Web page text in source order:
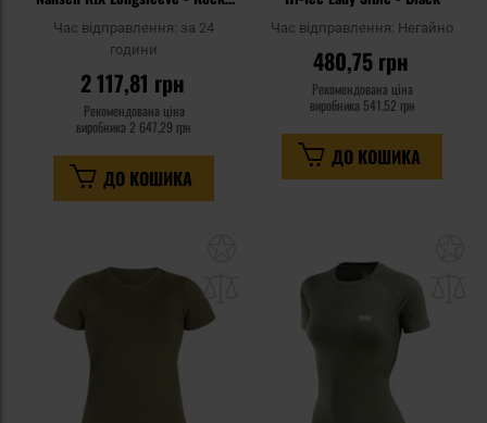
Час відправлення: за 24
години
2 117,81 грн
Рекомендована ціна
виробника 2 647,29 грн
ДО КОШИКА
Час відправлення: Негайно
480,75 грн
Рекомендована ціна
виробника 541,52 грн
ДО КОШИКА
уподобань